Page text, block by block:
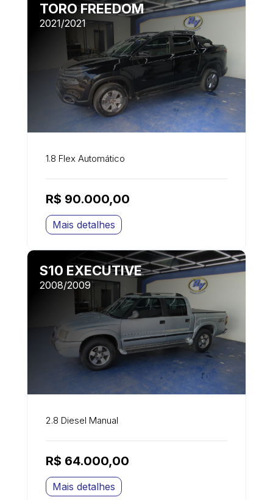
TORO FREEDOM
2021/2021
1.8 Flex Automático
R$ 90.000,00
Mais detalhes
S10 EXECUTIVE
2008/2009
2.8 Diesel Manual
R$ 64.000,00
Mais detalhes